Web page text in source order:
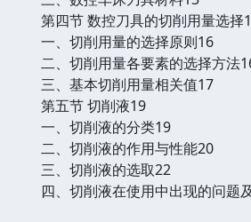
第四节 数控刀具的切削用量选择
一、切削用量的选择原则16
二、切削用量各要素的选择方法
三、基本切削用量相关值17
第五节 切削液19
一、切削液的分类19
二、切削液的作用与性能20
三、切削液的选取22
四、切削液在使用中出现的问题